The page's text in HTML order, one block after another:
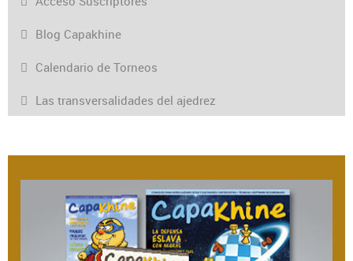
Blog Capakhine
Calendario de Torneos
Las transversalidades del ajedrez